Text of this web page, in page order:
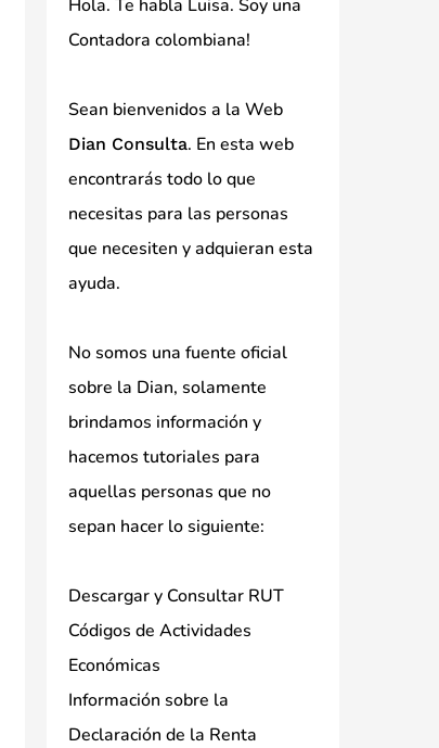
Hola. Te habla Luisa. Soy una
Contadora colombiana!
Sean bienvenidos a la Web
Dian Consulta. En esta web
encontrarás todo lo que
necesitas para las personas
que necesiten y adquieran esta
ayuda.
No somos una fuente oficial
sobre la Dian, solamente
brindamos información y
hacemos tutoriales para
aquellas personas que no
sepan hacer lo siguiente:
Descargar y Consultar RUT
Códigos de Actividades
Económicas
Información sobre la
Declaración de la Renta